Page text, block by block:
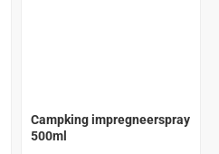
Campking impregneerspray
500ml